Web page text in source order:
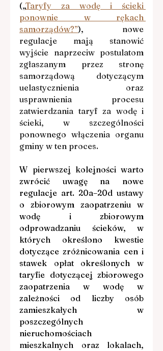
(„Taryfy za wodę i ścieki
ponownie w rękach
samorządów?”), nowe
regulacje mają stanowić
wyjście naprzeciw postulatom
zgłaszanym przez stronę
samorządową dotyczącym
uelastycznienia oraz
usprawnienia procesu
zatwierdzania taryf za wodę i
ścieki, w szczególności
ponownego włączenia organu
gminy w ten proces.
W pierwszej kolejności warto
zwrócić uwagę na nowe
o zbiorowym zaopatrzeniu w
wodę i zbiorowym
odprowadzaniu ścieków, w
których określono kwestie
dotyczące zróżnicowania cen i
stawek opłat określonych w
taryfie dotyczącej zbiorowego
zaopatrzenia w wodę w
zależności od liczby osób
zamieszkałych w
poszczególnych
nieruchomościach
mieszkalnych oraz lokalach,